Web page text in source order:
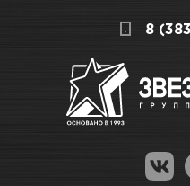
Вес / Размер / Объем
СКЛАДСКОЙ
Много
Новосибирск,
КАРТА ПРОЕЗДА И
поэтому
Как купить
Гарантия на товар
Магазины для
Оптовые
8